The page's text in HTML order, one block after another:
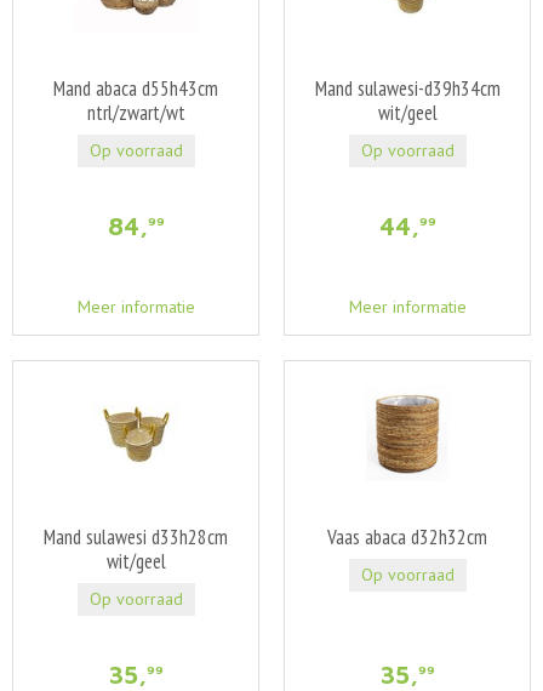
Mand abaca d55h43cm
ntrl/zwart/wt
84,99
Meer informatie
Op voorraad
Mand sulawesi-d39h34cm
wit/geel
44,99
Meer informatie
Op voorraad
Mand sulawesi d33h28cm
wit/geel
35,99
Op voorraad
Vaas abaca d32h32cm
35,99
Op voorraad